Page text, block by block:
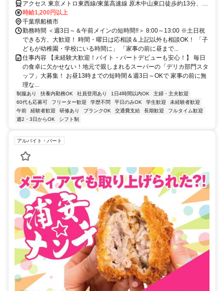
アクセス 東京メトロ東西線/東葉高速線 原木中山東口徒歩約13分、京
成本線 東中山南口徒歩約14分、ＪＲ武蔵野線 西船橋南口徒歩約16分
西船橋駅・原木中山駅徒歩15分／自転車OK
時給1,200円以上
千葉県船橋市
勤務時間 ＜週3日～＆午前メインの短時間!!＞ 8:00～13:00 ※土日祝
できる方、大歓迎！ 時間・曜日は応相談＆上記以外も相談OK！ 「子
どもが幼稚園・学校にいる時間に」 「家事の前に昼まで...
仕事内容 【未経験大歓迎！バイト・パートデビューも安心！】 毎日
の食卓に欠かせない！地元で親しまれるスーパーの「デリカ部門スタ
ッフ」大募集！ お昼13時までの短時間＆週3日～OKで 家事の前に無
理な...
制服あり 扶養内勤務OK 社員登用あり 1日4時間以内OK
主婦・主夫歓迎
60代も応募可
フリーター歓迎 学歴不問 平日のみOK 学生歓迎
未経験者歓迎
午前
経験者歓迎 研修あり ブランクOK 交通費支給 長期歓迎
フルタイム歓迎
週2・3日からOK
シフト制
アルバイト・パート